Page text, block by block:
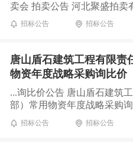
卖会 拍卖公告 河北聚盛拍卖
招标公告 招标公告
唐山盾石建筑工程有限责
物资年度战略采购询比价
...询比价公告 唐山盾石建筑
部）常用物资年度战略采购
招标公告 招标公告